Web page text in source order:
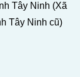
Tây Ninh (Xã
Tây Ninh cũ)